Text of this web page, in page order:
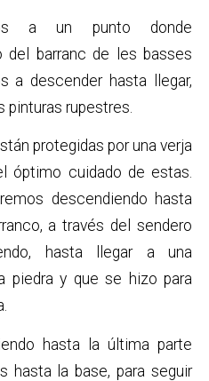
a un punto donde
del barranc de les basses
a descender hasta llegar,
pinturas rupestres.
protegidas por una verja
óptimo cuidado de estas.
descendiendo hasta
a través del sendero
hasta llegar a una
piedra y que se hizo para
hasta la última parte
hasta la base, para seguir